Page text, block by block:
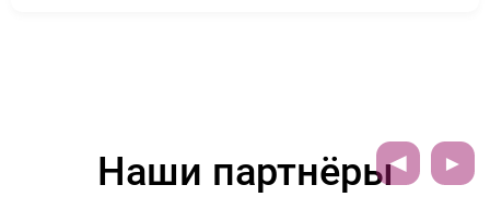
Наши партнёры